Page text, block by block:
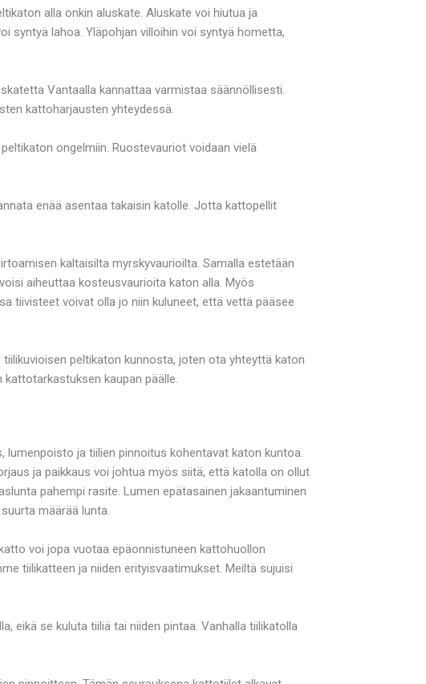
alla onkin aluskate. Aluskate voi hiutua ja
syntyä lahoa. Yläpohjan villoihin voi syntyä hometta,
Vantaalla kannattaa varmistaa säännöllisesti.
kattoharjausten yhteydessä.
ongelmiin. Ruostevauriot voidaan vielä
enää asentaa takaisin katolle. Jotta kattopellit
kaltaisilta myrskyvaurioilta. Samalla estetään
aiheuttaa kosteusvaurioita katon alla. Myös
tiivisteet voivat olla jo niin kuluneet, että vettä pääsee
peltikaton kunnosta, joten ota yhteyttä katon
kaupan päälle.
ja tiilien pinnoitus kohentavat katon kuntoa.
ja paikkaus voi johtua myös siitä, että katolla on ollut
pahempi rasite. Lumen epätasainen jakaantuminen
määrää lunta.
voi jopa vuotaa epäonnistuneen kattohuollon
tiilikatteen ja niiden erityisvaatimukset. Meiltä sujuisi
eikä se kuluta tiiliä tai niiden pintaa. Vanhalla tiilikatolla